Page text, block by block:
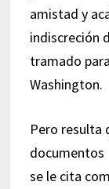
amistad y
indiscreción
tramado
Washington.
Pero resulta
documentos
se le cita